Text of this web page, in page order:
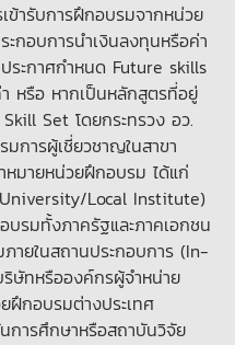
ข้ารับการฝึกอบรมจากหน่วย
กอบการนำเงินลงทุนหรือค่า
ระกาศกำหนด Future skills
หรือ หากเป็นหลักสูตรที่อยู่
Set โดยกระทรวง อว.
การผู้เชี่ยวชาญในสาขา
หมายหน่วยฝึกอบรม ได้แก่
Local Institute)
รมทั้งภาครัฐและภาคเอกชน
ยในสถานประกอบการ (In-
ษัทหรือองค์กรผู้จำหน่าย
ฝึกอบรมต่างประเทศ
การศึกษาหรือสถาบันวิจัย